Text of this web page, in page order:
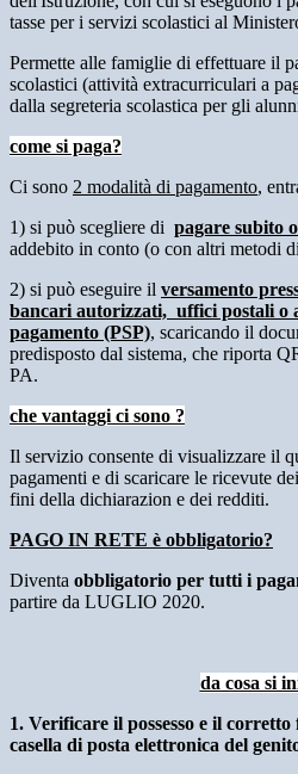
tasse per i servizi scolastici al
Permette alle famiglie di effettuare il
scolastici (attività extracurriculari a
dalla segreteria scolastica per gli
come si paga?
Ci sono 2 modalità di pagamento,
1) si può scegliere di pagare subito
addebito in conto (o con altri metodi
2) si può eseguire il versamento
bancari autorizzati, uffici postali o
pagamento (PSP), scaricando il
predisposto dal sistema, che riporta
PA.
che vantaggi ci sono ?
Il servizio consente di visualizzare il
pagamenti e di scaricare le ricevute
fini della dichiarazion e dei redditi.
PAGO IN RETE è obbligatorio?
Diventa obbligatorio per tutti i
partire da LUGLIO 2020.
da cosa si
1. Verificare il possesso e il
casella di posta elettronica del